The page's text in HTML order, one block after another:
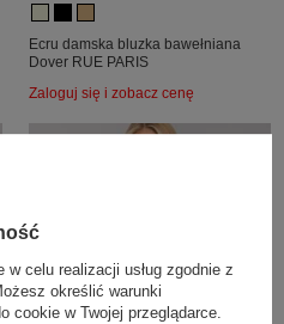
Ecru damska bluzka bawełniana
Dover RUE PARIS
Zaloguj się i zobacz cenę
celu realizacji usług zgodnie z
określić warunki
cookie w Twojej przeglądarce.